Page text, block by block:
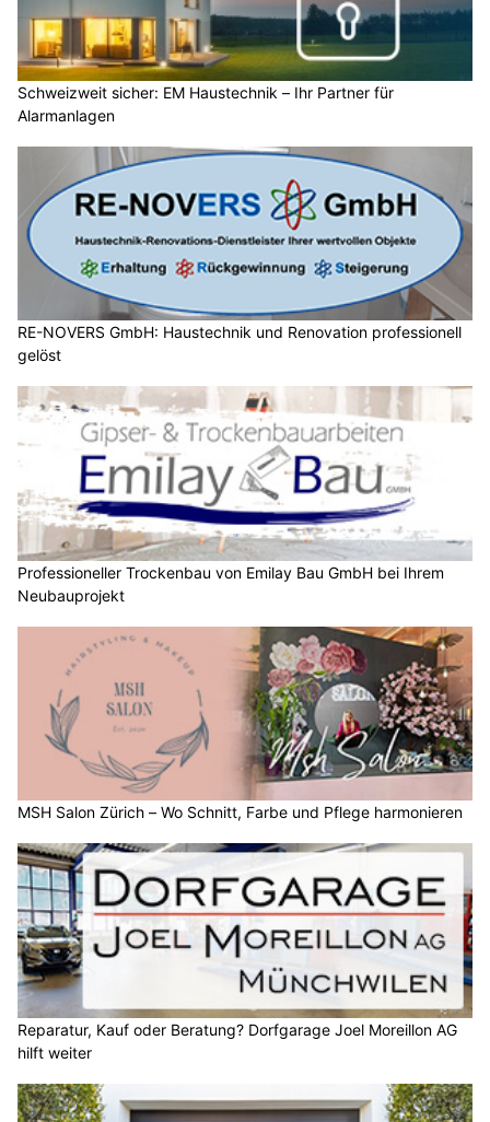
Schweizweit sicher: EM Haustechnik – Ihr Partner für
Alarmanlagen
RE-NOVERS GmbH: Haustechnik und Renovation professionell
gelöst
Professioneller Trockenbau von Emilay Bau GmbH bei Ihrem
Neubauprojekt
MSH Salon Zürich – Wo Schnitt, Farbe und Pflege harmonieren
Reparatur, Kauf oder Beratung? Dorfgarage Joel Moreillon AG
hilft weiter